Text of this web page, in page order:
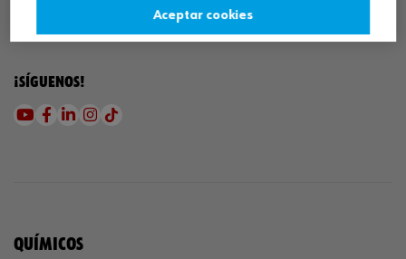
¡SÍGUENOS!
QUÍMICOS
Aceptar cookies